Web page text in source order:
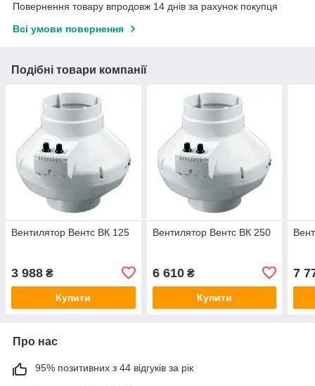
Повернення товару впродовж 14 днів за рахунок покупця
Всі умови повернення
Подібні товари компанії
Вентилятор Вентс ВК 125
3 988 ₴
Купити
Вентилятор Вентс ВК 250
6 610₴
Купити
7
Про нас
95% позитивних з 44 відгуків за рік